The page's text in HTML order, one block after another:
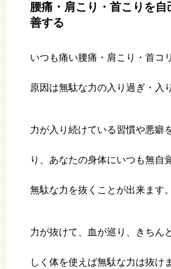
腰痛・肩こり・首こりを自
善する
いつも痛い腰痛・肩こり・首コ
原因は無駄な力の入り過ぎ・入
力が入り続けている習慣や悪癖
り、あなたの身体にいつも無自
無駄な力を抜くことが出来ます。
力が抜けて、血が巡り、きちん
しく体を使えば無駄な力は抜け